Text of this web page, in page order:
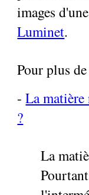
images
Luminet.
Pour plus
-La matière
?
La